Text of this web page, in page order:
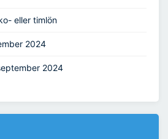
eller timlön
2024
2024